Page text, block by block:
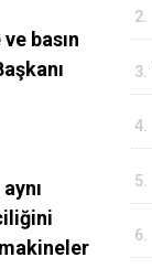
basın
2.
3.
4.
5.
6.